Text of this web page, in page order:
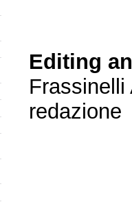
Editing
Frassinelli
redazione